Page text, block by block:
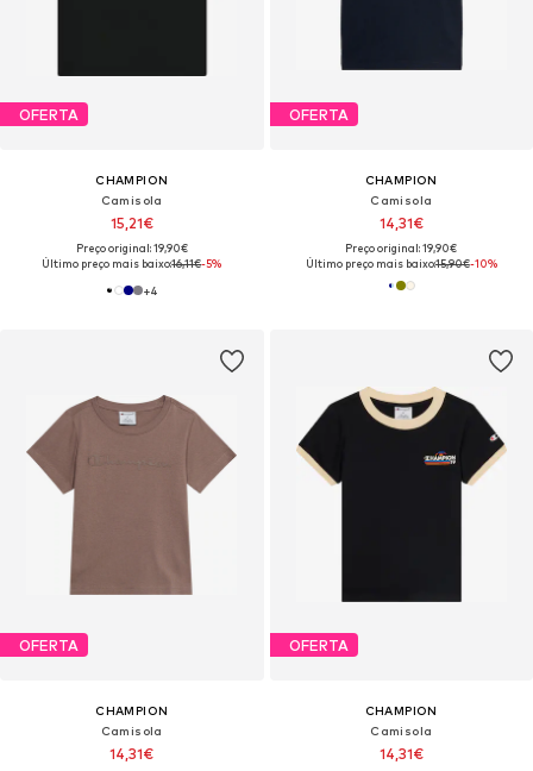
OFERTA
CHAMPION
Camisola
15,21€
Preço original: 19,90€
Último preço mais baixo:16,11€-5%
+4
OFERTA
CHAMPION
Camisola
14,31€
Preço original: 19,90€
Último preço mais baixo:15,90€-10%
OFERTA
CHAMPION
Camisola
14,31€
OFERTA
CHAMPION
Camisola
14,31€